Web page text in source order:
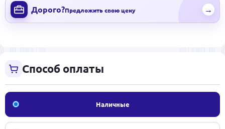
Дорого?Предложить свою цену →
Способ оплаты
Наличные